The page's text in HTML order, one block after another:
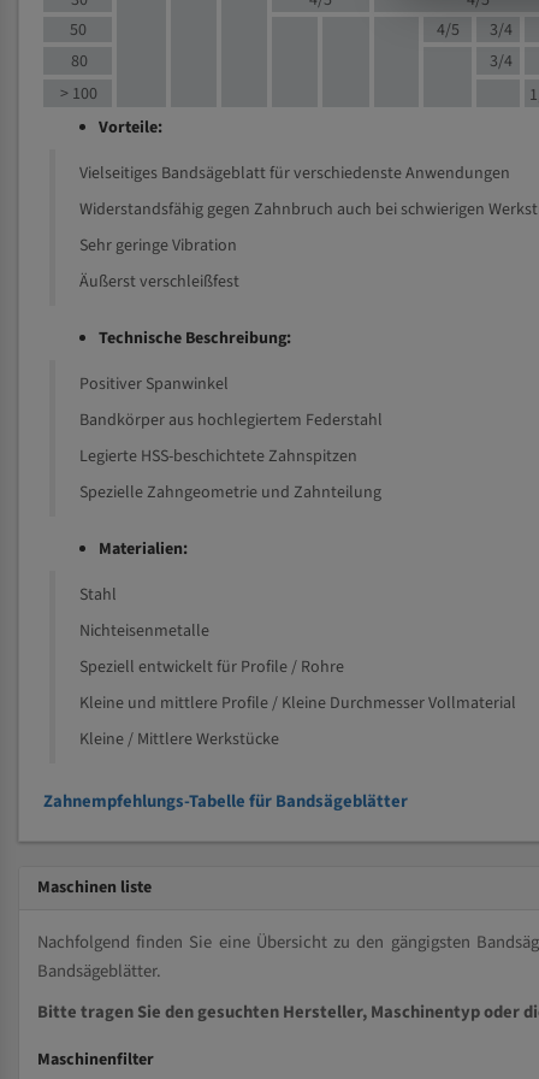
50
4/5 3/4
80
3/4
> 100
Vorteile:
Vielseitiges Bandsägeblatt für verschiedenste Anwendungen
Widerstandsfähig gegen Zahnbruch auch bei schwierigen
Sehr geringe Vibration
Äußerst verschleißfest
Technische Beschreibung:
Positiver Spanwinkel
Bandkörper aus hochlegiertem Federstahl
Legierte HSS-beschichtete Zahnspitzen
Spezielle Zahngeometrie und Zahnteilung
Materialien:
Stahl
Nichteisenmetalle
Speziell entwickelt für Profile / Rohre
Kleine und mittlere Profile / Kleine Durchmesser Vollmaterial
Kleine / Mittlere Werkstücke
Zahnempfehlungs-Tabelle für Bandsägeblätter
Maschinen liste
Nachfolgend finden Sie eine Übersicht zu den gängigsten
Bandsägeblätter.
Bitte tragen Sie den gesuchten Hersteller, Maschinentyp oder
Maschinenfilter